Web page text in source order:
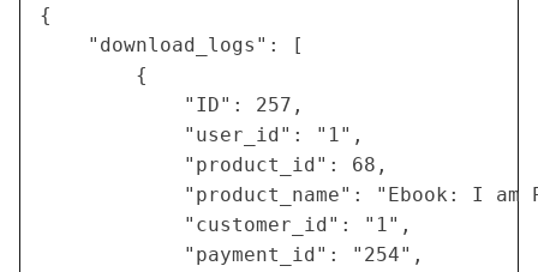
{
    "download_logs": [
        {
            "ID": 257,
            "user_id": "1",
            "product_id": 68,
"product_name": "Ebook: I am
            "customer_id": "1",
            "payment_id": "254",